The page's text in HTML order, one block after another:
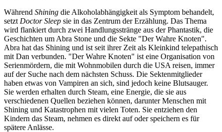
Während Shining die Alkoholabhängigkeit als Symptom behandelt,
setzt Doctor Sleep sie in das Zentrum der Erzählung. Das Thema
wird flankiert durch zwei Handlungsstränge aus der Phantastik, die
Geschichten um Abra Stone und die Sekte "Der Wahre Knoten".
Abra hat das Shining und ist seit ihrer Zeit als Kleinkind telepathisch
mit Dan verbunden. "Der Wahre Knoten" ist eine Organisation von
Serienmördern, die mit Wohnmobilen durch die USA reisen, immer
auf der Suche nach dem nächsten Schuss. Die Sektenmitglieder
haben etwas von Vampiren an sich, sind jedoch keine Blutsauger.
Sie werden erhalten durch Steam, eine Energie, die sie aus
verschiedenen Quellen beziehen können, darunter Menschen mit
Shining und Katastrophen mit vielen Toten. Sie entziehen den
Kindern das Steam, nehmen es direkt auf oder speichern es für
spätere Anlässe.